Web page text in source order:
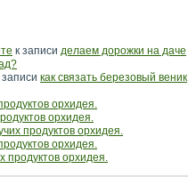
к записи делаем дорожки на даче
записи как связать березовый веник
орхидея.
орхидея.
продуктов орхидея.
орхидея.
продуктов орхидея.